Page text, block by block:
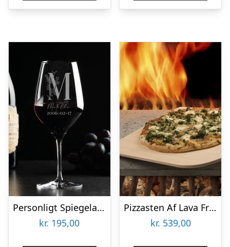
Personligt Spiegelau Rødvinsglas med Gravering – Bogstav, Navn & Dato
kr. 195,00
Pizzasten Af Lava Fra Etna
kr. 539,00